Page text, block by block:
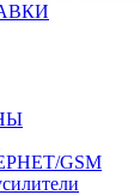
GSM